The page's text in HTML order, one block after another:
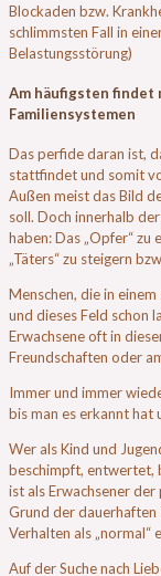
Blockaden bzw.
schlimmsten Fall in
Belastungsstörung)
Am häufigsten findet
Familiensystemen
Das perfide daran ist,
stattfindet und somit
Außen meist das Bild
soll. Doch innerhalb
haben: Das „Opfer“
„Täters“ zu steigern
Menschen, die in
und dieses Feld schon
Erwachsene oft in
Freundschaften oder
Immer und immer
bis man es erkannt hat
Wer als Kind und
beschimpft, entwertet,
ist als Erwachsener
Grund der dauerhaften
Verhalten als „normal“
Auf der Suche nach